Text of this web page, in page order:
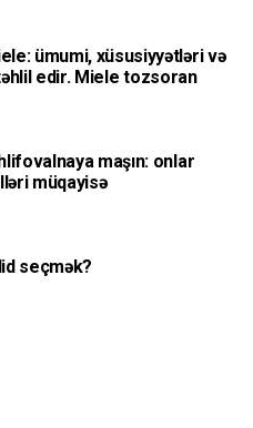
ümumi, xüsusiyyətləri və
edir. Miele tozsoran
maşın: onlar
müqayisə
seçmək?